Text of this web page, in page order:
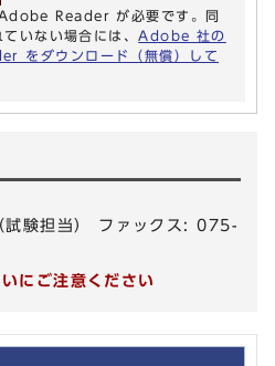
Reader が必要です。同
いない場合には、 Adobe 社の
をダウンロード（無償）して
験担当） ファックス: 075-
にご注意ください